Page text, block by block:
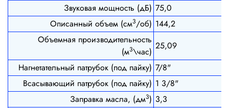
Звуковая мощность (дБ) 75,0
Описанный объем (см3/об) 144,2
Объемная производительность
(м3\час)
25,09
Нагнетательный патрубок (под пайку) 7/8"
Всасывающий патрубок (под пайку) 1 3/8"
Заправка масла, (дм3) 3,3